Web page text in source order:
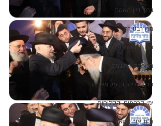
ברוך דיין האמת
מרן רבנו רה"י
הרב שמואל עידאן זצ"ל
רפורמת החשמל
הרב אליהו בנימין מאדאר
ימי הרחמים והסליחות
ת"ת אור המאיר